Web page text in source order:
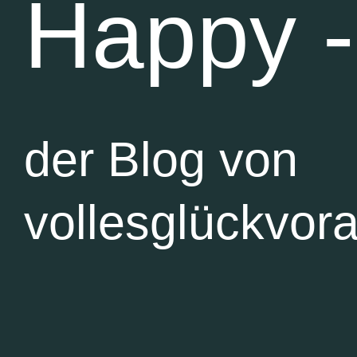
Happy -
der Blog von